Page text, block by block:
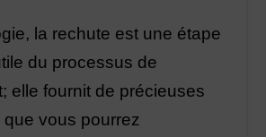
la rechute est une étape
du processus de
elle fournit de précieuses
que vous pourrez